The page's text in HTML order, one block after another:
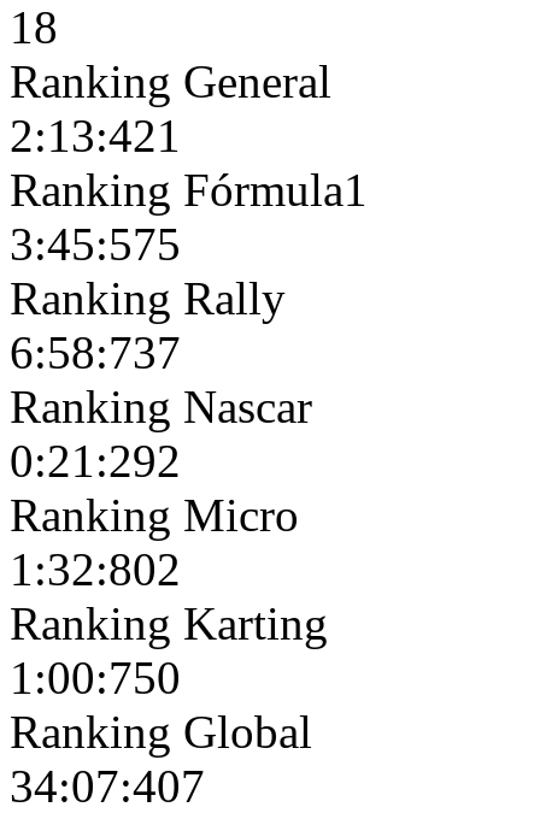
18
Ranking General
2:13:421
Ranking Fórmula1
3:45:575
Ranking Rally
6:58:737
Ranking Nascar
0:21:292
Ranking Micro
1:32:802
Ranking Karting
1:00:750
Ranking Global
34:07:407